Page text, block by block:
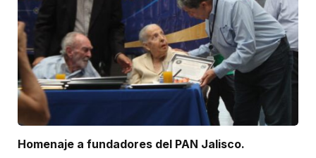
Homenaje a fundadores del PAN Jalisco.